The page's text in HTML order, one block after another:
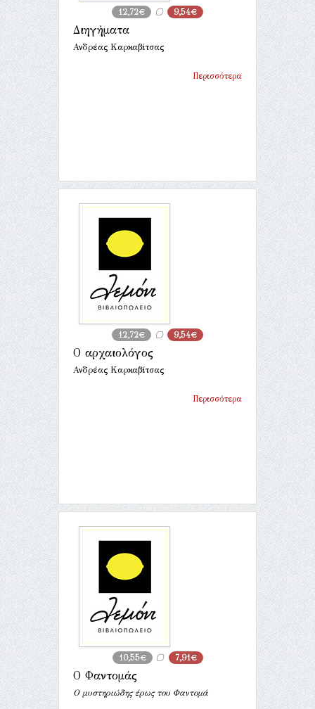
12,72€ 9,54€
Διηγήματα
Ανδρέας Καρκαβίτσας
Περισσότερα
12,72€ 9,54€
Ο αρχαιολόγος
Ανδρέας Καρκαβίτσας
Περισσότερα
10,55€ 7,91€
Ο Φαντομάς
Ο μυστηριώδης έρως του Φαντομά